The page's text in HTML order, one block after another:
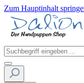
Zum Hauptinhalt